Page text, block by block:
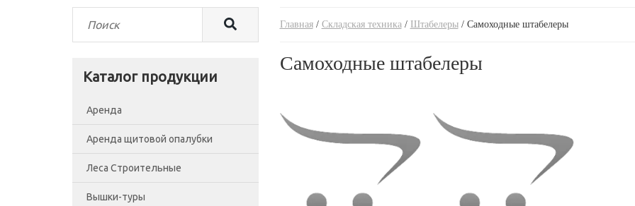
Каталог продукции
Аренда
Аренда щитовой опалубки
Леса Строительные
Леса рамные
Вышки-туры
Главная/ Складская техника/ Штабелеры/ Самоходные штабелеры
Самоходные штабелеры